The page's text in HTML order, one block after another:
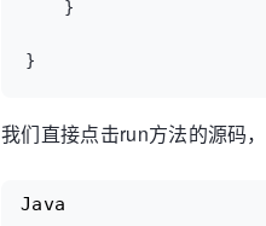
我们直接点击run方法的源码
Java